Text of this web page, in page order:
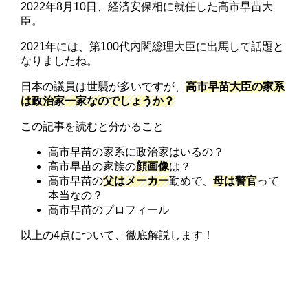
2022年8月10日、経済安保相に就任した高市早苗大
臣。
2021年には、第100代内閣総理大臣に出馬して話題と
なりましたね。
日本の議員は世襲が多いですが、高市早苗大臣の家系
は政治家一家なのでしょうか？
この記事を読むと分かること
高市早苗の家系に政治家はいるの？
高市早苗の家族の顔画像は？
高市早苗の父はメーカー勤めで、母は警官って
本当なの？
高市早苗のプロフィール
以上の4点について、徹底解説します！